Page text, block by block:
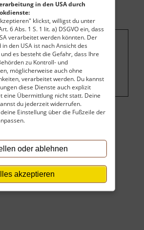
in den USA durch
klickst, willigst du unter
6 Abs. 1 S. 1 lit. a) DSGVO ein, dass
verarbeitet werden könnten. Der
den USA ist nach Ansicht des
es besteht die Gefahr, dass Ihre
zu Kontroll- und
möglicherweise auch ohne
verarbeitet werden. Du kannst
diese Dienste auch explizit
eine Übermittlung nicht statt. Deine
du jederzeit widerrufen.
Einstellung über die Fußzeile der
oder ablehnen
akzeptieren
Projekt zu finanzieren, wird
eingeblendet.
ändern.